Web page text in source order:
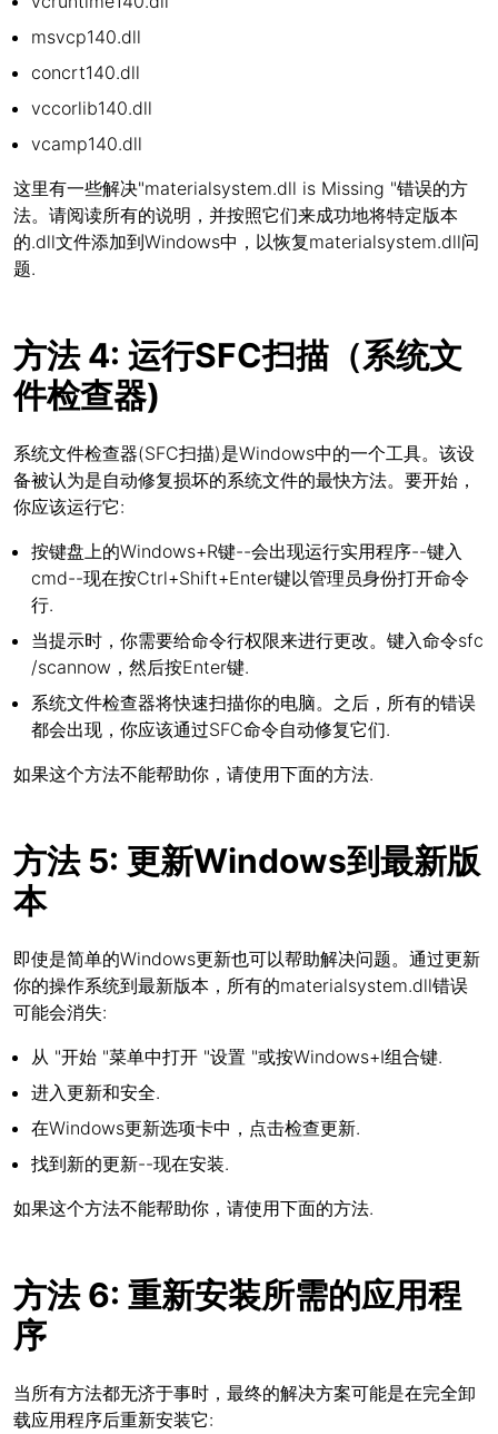
msvcp140.dll
concrt140.dll
vccorlib140.dll
vcamp140.dll
这里有一些解决"materialsystem.dll is Missing "错误的方
法。请阅读所有的说明，并按照它们来成功地将特定版本
的.dll文件添加到Windows中，以恢复materialsystem.dll问
题.
方法 4: 运行SFC扫描（系统文
件检查器)
系统文件检查器(SFC扫描)是Windows中的一个工具。该设
备被认为是自动修复损坏的系统文件的最快方法。要开始，
你应该运行它:
按键盘上的Windows+R键--会出现运行实用程序--键入
cmd--现在按Ctrl+Shift+Enter键以管理员身份打开命令
行.
当提示时，你需要给命令行权限来进行更改。键入命令sfc
/scannow，然后按Enter键.
系统文件检查器将快速扫描你的电脑。之后，所有的错误
都会出现，你应该通过SFC命令自动修复它们.
如果这个方法不能帮助你，请使用下面的方法.
方法 5: 更新Windows到最新版
本
即使是简单的Windows更新也可以帮助解决问题。通过更新
你的操作系统到最新版本，所有的materialsystem.dll错误
可能会消失:
从 "开始 "菜单中打开 "设置 "或按Windows+I组合键.
进入更新和安全.
在Windows更新选项卡中，点击检查更新.
找到新的更新--现在安装.
如果这个方法不能帮助你，请使用下面的方法.
方法 6: 重新安装所需的应用程
序
当所有方法都无济于事时，最终的解决方案可能是在完全卸
载应用程序后重新安装它: